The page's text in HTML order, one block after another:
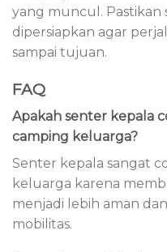
yang muncul.
dipersiapkan agar
sampai tujuan.
FAQ
Apakah senter kepala
camping keluarga?
Senter kepala sangat
keluarga karena
menjadi lebih aman
mobilitas.